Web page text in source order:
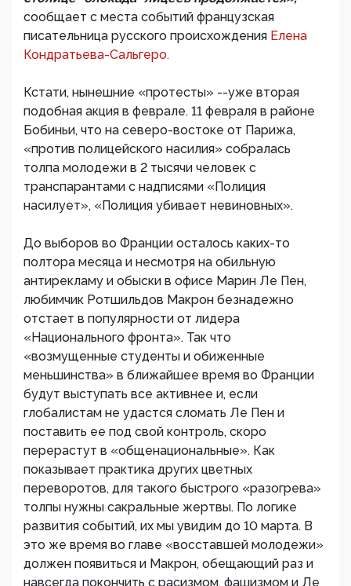
сообщает с места событий французская
писательница русского происхождения Елена
Кондратьева-Сальгеро.
Кстати, нынешние «протесты» --уже вторая
подобная акция в феврале. 11 февраля в районе
Бобиньи, что на северо-востоке от Парижа,
«против полицейского насилия» собралась
толпа молодежи в 2 тысячи человек с
транспарантами с надписями «Полиция
насилует», «Полиция убивает невиновных».
До выборов во Франции осталось каких-то
полтора месяца и несмотря на обильную
антирекламу и обыски в офисе Марин Ле Пен,
любимчик Ротшильдов Макрон безнадежно
отстает в популярности от лидера
«Национального фронта». Так что
«возмущенные студенты и обиженные
меньшинства» в ближайшее время во Франции
будут выступать все активнее и, если
глобалистам не удастся сломать Ле Пен и
поставить ее под свой контроль, скоро
перерастут в «общенациональные». Как
показывает практика других цветных
переворотов, для такого быстрого «разогрева»
толпы нужны сакральные жертвы. По логике
развития событий, их мы увидим до 10 марта. В
это же время во главе «восставшей молодежи»
должен появиться и Макрон, обещающий раз и
навсегда покончить с расизмом, фашизмом и Ле